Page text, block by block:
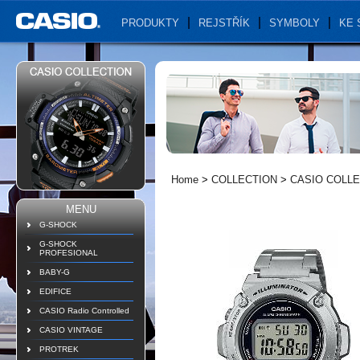
PRODUKTY REJSTŘÍK SYMBOLY KE
MENU
G-SHOCK
G-SHOCK
PROFESIONAL
BABY-G
EDIFICE
CASIO Radio Controlled
CASIO VINTAGE
PROTREK
Home > COLLECTION > CASIO